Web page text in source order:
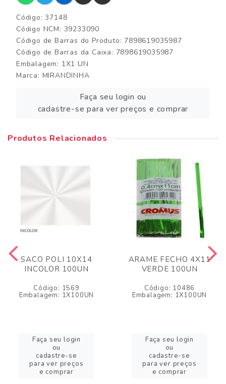
Código: 37148
Código NCM: 39233090
Código de Barras do Produto: 7898619035987
Código de Barras da Caixa: 7898619035987
Embalagem: 1X1 UN
Marca: MIRANDINHA
Faça seu login ou
cadastre-se para ver preços e comprar
Produtos Relacionados
SACO POLI 10X14
INCOLOR 100UN
Código: 1569
Embalagem: 1X100UN
Faça seu login
ou
cadastre-se
para ver preços
e comprar
ARAME FECHO 4X11
VERDE 100UN
Código: 10486
Embalagem: 1X100UN
Faça seu login
ou
cadastre-se
para ver preços
e comprar